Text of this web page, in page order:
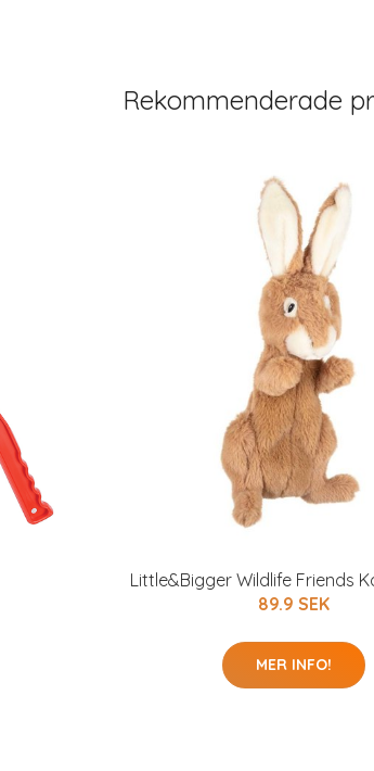
Rekommenderade
Little&Bigger Wildlife Friends
89.9 SEK
MER INFO!